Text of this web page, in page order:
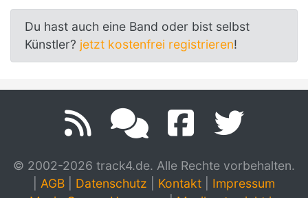
Du hast auch eine Band oder bist selbst
Künstler? jetzt kostenfrei registrieren!
© 2002-2026 track4.de. Alle Rechte vorbehalten.
AGB Datenschutz Kontakt
Impressum